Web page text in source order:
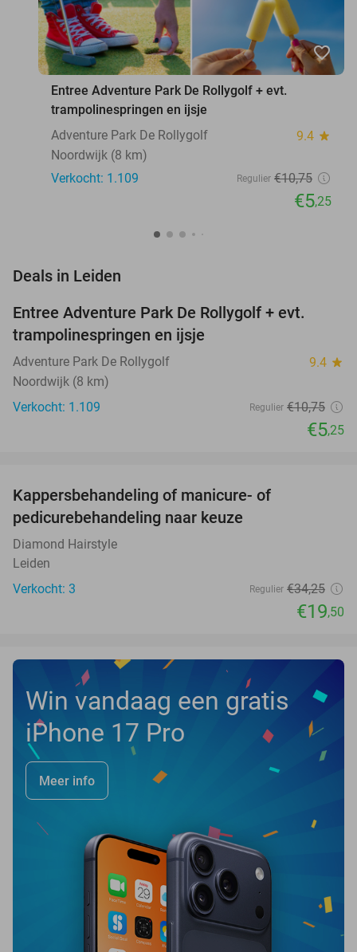
favorite_border
Entree Adventure Park De Rollygolf + evt.
trampolinespringen en ijsje
Adventure Park De Rollygolf
9.4 star
Noordwijk (8 km)
Verkocht: 1.109
Regulier €10,75
€5,25
Deals in Leiden
Entree Adventure Park De Rollygolf + evt.
trampolinespringen en ijsje
Adventure Park De Rollygolf 9.4 star
Noordwijk (8 km)
Verkocht: 1.109
Regulier €10,75
€5,25
NEW
TODAY
Kappersbehandeling of manicure- of
pedicurebehandeling naar keuze
Diamond Hairstyle
Leiden
Verkocht: 3
Regulier €34,25
€19,50
Win vandaag een gratis
iPhone 17 Pro
Meer info